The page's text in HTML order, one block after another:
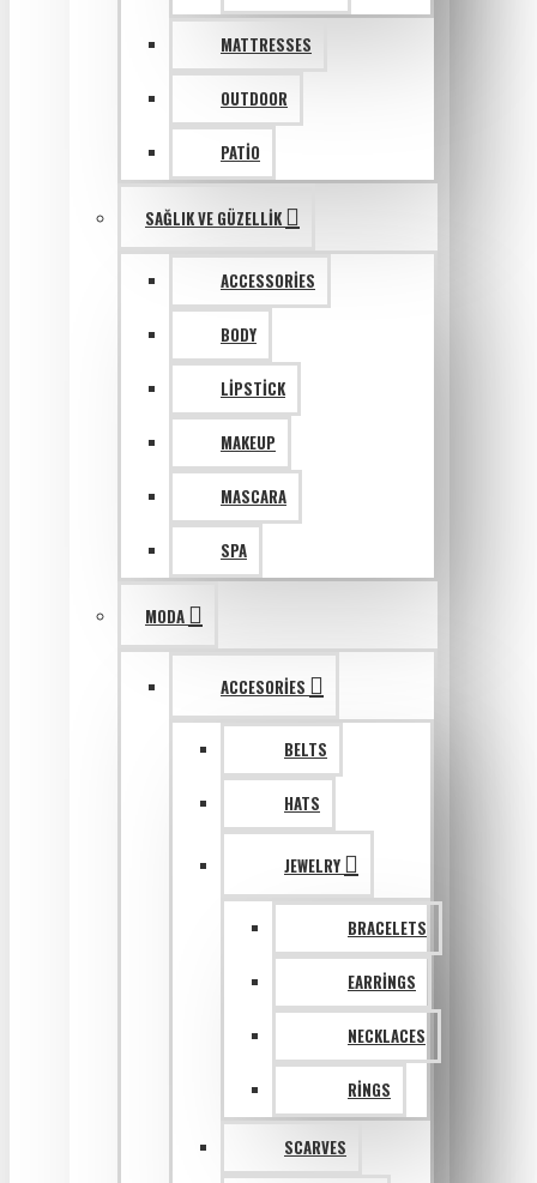
MATTRESSES
OUTDOOR
PATIO
SAĞLIK VE GÜZELLIK
ACCESSORIES
BODY
LIPSTICK
MAKEUP
MASCARA
SPA
MODA
ACCESORIES
BELTS
HATS
JEWELRY
BRACELETS
EARRINGS
NECKLACES
RINGS
SCARVES